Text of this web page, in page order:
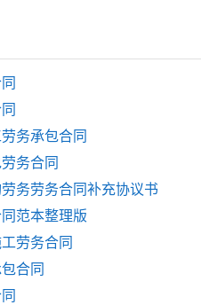
务承包合同
务合同
务劳务合同补充协议书
范本整理版
劳务合同
合同